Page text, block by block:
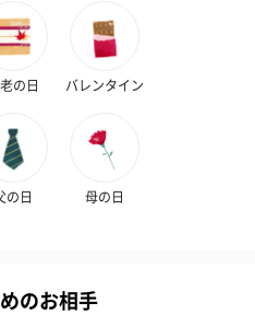
ィベア（バニラ）
円）
してお届けいたします。ギフト
の日 バレンタイン
の日 母の日
のお相手